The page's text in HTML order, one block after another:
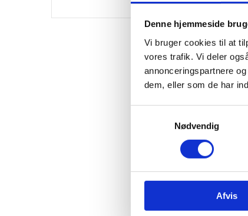
Denne hjemmeside
Vi bruger cookies til at
vores trafik. Vi deler
annonceringspartnere
dem, eller som de har
Nødvendig
Afvis